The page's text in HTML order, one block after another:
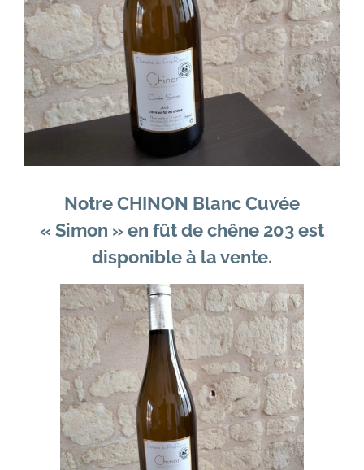
Notre CHINON Blanc Cuvée
« Simon » en fût de chêne 203 est
disponible à la vente.